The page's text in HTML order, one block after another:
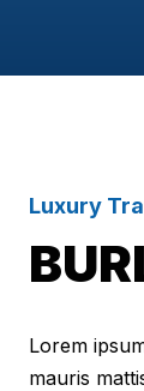
Luxury
Lorem
mauris